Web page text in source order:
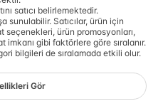
satıcı belirlemektedir.
sunulabilir. Satıcılar, ürün için
seçenekleri, ürün promosyonları,
imkanı gibi faktörlere göre sıralanır.
bilgileri de sıralamada etkili olur.
Gör